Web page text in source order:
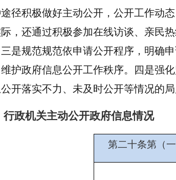
径积极做好主动公开，公开工作动
，还通过积极参加在线访谈、亲民
是规范规范依申请公开程序，明确
护政府信息公开工作秩序。四是强
开落实不力、未及时公开等情况的
行政机关主动公开政府信息情况
第二十条第（